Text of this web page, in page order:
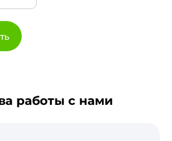
работы с нами